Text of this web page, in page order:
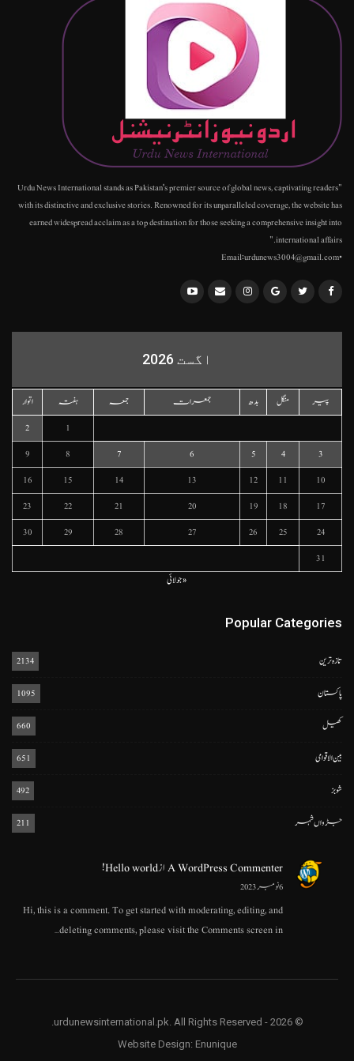
"Urdu News International stands as Pakistan's premier source of global news, captivating readers
with its distinctive and exclusive stories. Renowned for its unparalleled coverage, the website has
earned widespread acclaim as a top destination for those seeking a comprehensive insight into
international affairs."
•Email:urdunews3004@gmail.com
اگست 2026
پیر منگل بدھ جمعرات جمعہ ہفتہ
اتوار
1
2
3
4
5
6
7
8
9
10
11
12
13
14
15
16
17
18
19
20
21
22
23
24
25
26
27
28
29
30
31
« جولائی
Popular Categories
تازہ ترین 2134
پاکستان 1095
کھیل 660
بین الاقوامی 651
شوبز 492
جڑواں شہر 211
A WordPress CommenterازHello world!
6 نومبر 2023
Hi, this is a comment. To get started with moderating, editing, and
deleting comments, please visit the Comments screen in…
© 2026 - urdunewsinternational.pk. All Rights Reserved.
Website Design: Enunique